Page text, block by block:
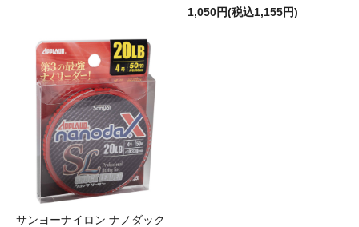
1,050円(税込1,155円)
サンヨーナイロン ナノダック